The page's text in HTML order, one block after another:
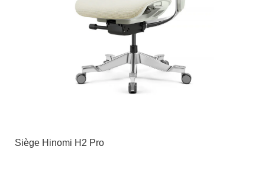
Siège Hinomi H2 Pro